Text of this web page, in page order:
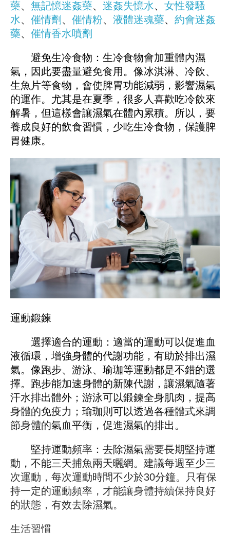
藥、 無記憶迷姦藥、 迷姦失憶水、 女性發騷
水、 催情劑 、 催情粉、 液體迷魂藥、 約會迷姦
藥、 催情香水噴劑
避免生冷食物：生冷食物會加重體內濕
氣，因此要盡量避免食用。像冰淇淋、冷飲、
生魚片等食物，會使脾胃功能減弱，影響濕氣
的運作。尤其是在夏季，很多人喜歡吃冷飲來
解暑，但這樣會讓濕氣在體內累積。所以，要
養成良好的飲食習慣，少吃生冷食物，保護脾
胃健康。
運動鍛鍊
選擇適合的運動：適當的運動可以促進血
液循環，增強身體的代謝功能，有助於排出濕
氣。像跑步、游泳、瑜珈等運動都是不錯的選
擇。跑步能加速身體的新陳代謝，讓濕氣隨著
汗水排出體外；游泳可以鍛鍊全身肌肉，提高
身體的免疫力；瑜珈則可以透過各種體式來調
節身體的氣血平衡，促進濕氣的排出。
堅持運動頻率：去除濕氣需要長期堅持運
動，不能三天捕魚兩天曬網。建議每週至少三
次運動，每次運動時間不少於30分鐘。只有保
持一定的運動頻率，才能讓身體持續保持良好
的狀態，有效去除濕氣。
生活習慣